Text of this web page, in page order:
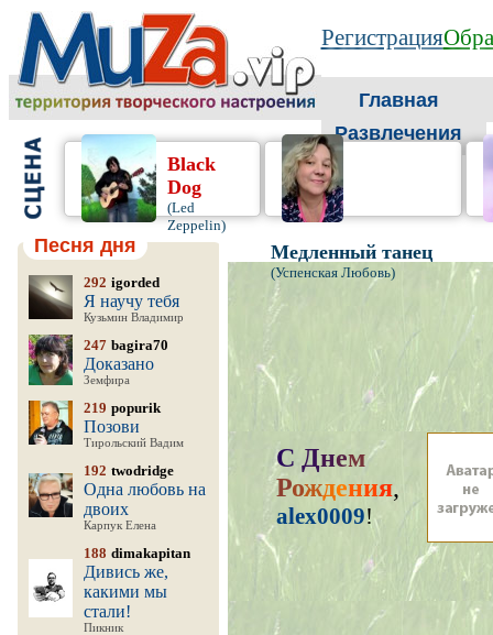
Регистрация
Главная
Развлечения
Black
Dog
(Led
Zeppelin)
Медленный танец
(Успенская Любовь)
Песня дня
292 igorded
Я научу тебя
Кузьмин Владимир
247 bagira70
Доказано
Земфира
219 popurik
Позови
Тирольский Вадим
192 twodridge
Одна любовь на
двоих
Карпук Елена
188 dimakapitan
Дивись же,
какими мы
стали!
Пикник
С Днем
Рождения,
alex0009!